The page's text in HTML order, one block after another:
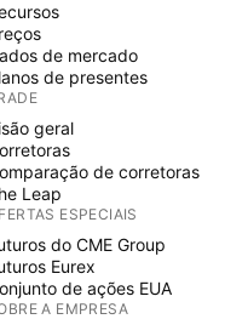
de mercado
de presentes
geral
de corretoras
Leap
ESPECIAIS
do CME Group
Eurex
de ações EUA
A EMPRESA